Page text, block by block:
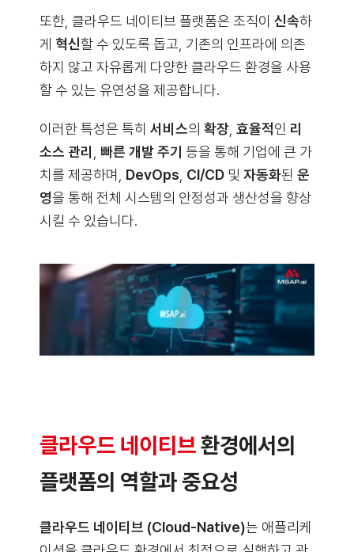
또한, 클라우드 네이티브 플랫폼은 조직이 신속하
게 혁신할 수 있도록 돕고, 기존의 인프라에 의존
하지 않고 자유롭게 다양한 클라우드 환경을 사용
할 수 있는 유연성을 제공합니다.
이러한 특성은 특히 서비스의 확장, 효율적인 리
소스 관리
빠른 개발 주기 등을 통해 기업에 큰 가
치를 제공하며, DevOps CI/CD및 자동화된 운
영을 통해 전체 시스템의 안정성과 생산성을 향상
시킬 수 있습니다.
클라우드 네이티브환경에서의
플랫폼의 역할과 중요성
클라우드 네이티브 (Cloud-Native)는 애플리케